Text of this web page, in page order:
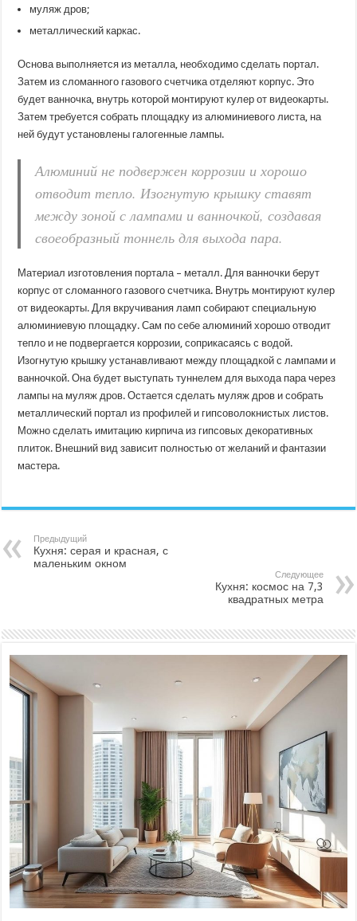
муляж дров;
металлический каркас.
Основа выполняется из металла, необходимо сделать портал.
Затем из сломанного газового счетчика отделяют корпус. Это
будет ванночка, внутрь которой монтируют кулер от видеокарты.
Затем требуется собрать площадку из алюминиевого листа, на
ней будут установлены галогенные лампы.
Алюминий не подвержен коррозии и хорошо
отводит тепло. Изогнутую крышку ставят
между зоной с лампами и ванночкой, создавая
своеобразный тоннель для выхода пара.
Материал изготовления портала – металл. Для ванночки берут
корпус от сломанного газового счетчика. Внутрь монтируют кулер
от видеокарты. Для вкручивания ламп собирают специальную
алюминиевую площадку. Сам по себе алюминий хорошо отводит
тепло и не подвергается коррозии, соприкасаясь с водой.
Изогнутую крышку устанавливают между площадкой с лампами и
ванночкой. Она будет выступать туннелем для выхода пара через
лампы на муляж дров. Остается сделать муляж дров и собрать
металлический портал из профилей и гипсоволокнистых листов.
Можно сделать имитацию кирпича из гипсовых декоративных
плиток. Внешний вид зависит полностью от желаний и фантазии
мастера.
Предыдущий
Кухня: серая и красная, с
маленьким окном
Следующее
Кухня: космос на 7,3
квадратных метра